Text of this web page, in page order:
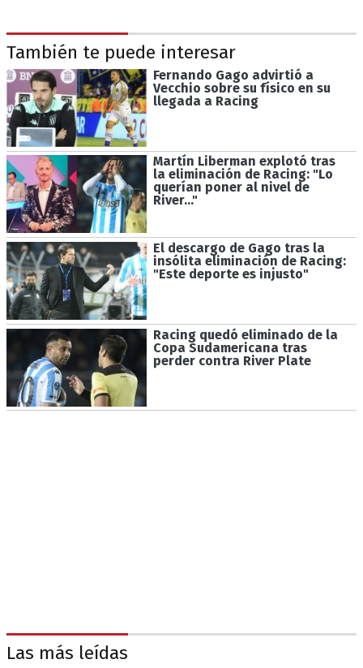
También te puede interesar
Fernando Gago advirtió a
Vecchio sobre su físico en su
llegada a Racing
Martín Liberman explotó tras
la eliminación de Racing: "Lo
querían poner al nivel de
River..."
El descargo de Gago tras la
insólita eliminación de Racing:
"Este deporte es injusto"
Racing quedó eliminado de la
Copa Sudamericana tras
perder contra River Plate
Las más leídas